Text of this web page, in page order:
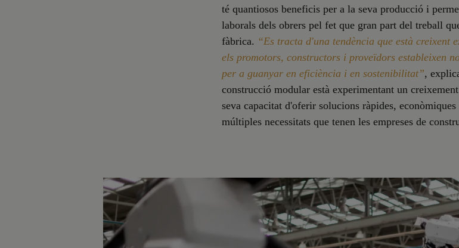
té quantiosos beneficis per a la seva producció i
laborals dels obrers pel fet que gran part del treball
fàbrica. “Es tracta d'una tendència que està creixent
els promotors, constructors i proveïdors estableixen
per a guanyar en eficiència i en sostenibilitat”,
construcció modular està experimentant un
seva capacitat d'oferir solucions ràpides,
múltiples necessitats que tenen les empreses de